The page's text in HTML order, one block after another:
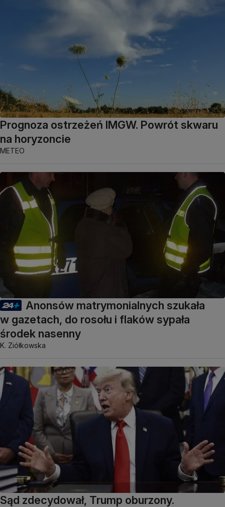
Prognoza ostrzeżeń IMGW. Powrót skwaru
na horyzoncie
METEO
Anonsów matrymonialnych szukała
w gazetach, do rosołu i flaków sypała
środek nasenny
K. Ziółkowska
Sąd zdecydował, Trump oburzony.